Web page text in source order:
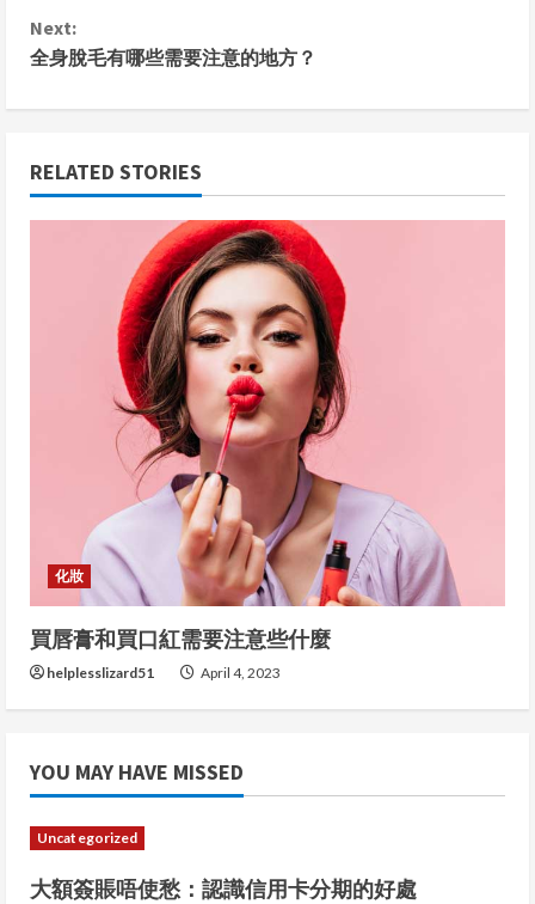
n
t
i
n
n
g
Next:
全身脫毛有哪些需要注意的地方？
RELATED STORIES
化妝
買唇膏和買口紅需要注意些什麼
helplesslizard51 April 4, 2023
YOU MAY HAVE MISSED
Uncategorized
大額簽賬唔使愁：認識信用卡分期的好處